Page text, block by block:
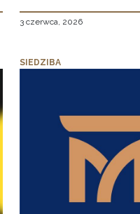
3 czerwca, 2026
SIEDZIBA